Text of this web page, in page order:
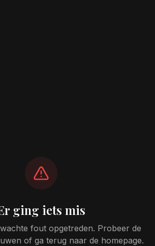
ging iets mis
fout opgetreden. Probeer de
of ga terug naar de homepage.